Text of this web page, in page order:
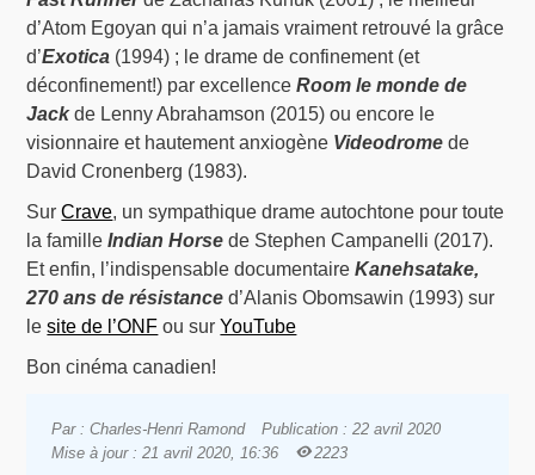
d’Atom Egoyan qui n’a jamais vraiment retrouvé la grâce
d’Exotica (1994) ; le drame de confinement (et
déconfinement!) par excellenceRoom le monde de
Jackde Lenny Abrahamson (2015) ou encore le
visionnaire et hautement anxiogène Videodrome de
David Cronenberg (1983).
SurCrave, un sympathique drame autochtone pour toute
la familleIndian Horse de Stephen Campanelli (2017).
Et enfin, l’indispensable documentaireKanehsatake,
270 ans de résistance d’Alanis Obomsawin (1993) sur
lesite de l’ONF ou surYouTube
Bon cinéma canadien!
Par : Charles-Henri Ramond
Publication : 22 avril 2020
Mise à jour : 21 avril 2020, 16:36
2223